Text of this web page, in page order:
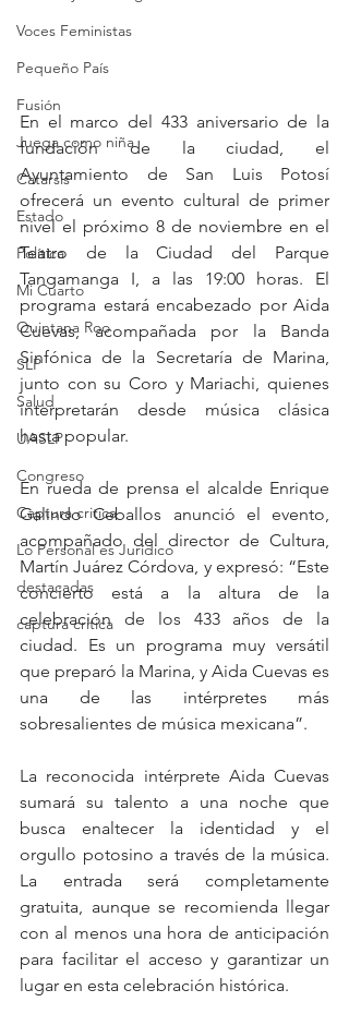
Voces Feministas
Pequeño País
Fusión
Juega como niña
Catarsis
Estado
Política
Mi Cuarto
Quintana Roo
SLP
Salud
UASLP
Congreso
Captura critica
Lo Personal es Jurídico
destacadas
captura critica
En el marco del 433 aniversario de la
fundación de la ciudad, el
Ayuntamiento de San Luis Potosí
ofrecerá un evento cultural de primer
nivel el próximo 8 de noviembre en el
Teatro de la Ciudad del Parque
Tangamanga I, a las 19:00 horas. El
programa estará encabezado por Aida
Cuevas, acompañada por la Banda
Sinfónica de la Secretaría de Marina,
junto con su Coro y Mariachi, quienes
interpretarán desde música clásica
hasta popular.
En rueda de prensa el alcalde Enrique
Galindo Ceballos anunció el evento,
acompañado del director de Cultura,
Martín Juárez Córdova, y expresó: “Este
concierto está a la altura de la
celebración de los 433 años de la
ciudad. Es un programa muy versátil
que preparó la Marina, y Aida Cuevas es
una de las intérpretes más
sobresalientes de música mexicana”.
La reconocida intérprete Aida Cuevas
sumará su talento a una noche que
busca enaltecer la identidad y el
orgullo potosino a través de la música.
La entrada será completamente
gratuita, aunque se recomienda llegar
con al menos una hora de anticipación
para facilitar el acceso y garantizar un
lugar en esta celebración histórica.